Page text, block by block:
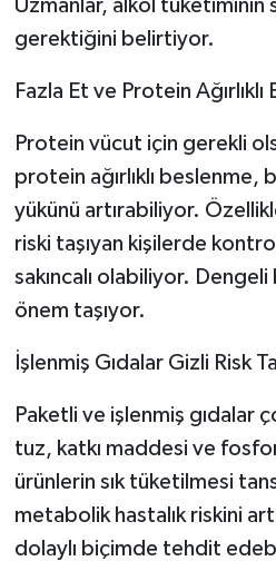
Uzmanlar, alkol tüketiminin
gerektiğini belirtiyor.
Fazla Et ve Protein
Protein vücut için gerekli
protein ağırlıklı beslenme,
yükünü artırabiliyor.
riski taşıyan kişilerde
sakıncalı olabiliyor.
önem taşıyor.
İşlenmiş Gıdalar Gizli Risk
Paketli ve işlenmiş gıdalar
tuz, katkı maddesi ve
ürünlerin sık tüketilmesi
metabolik hastalık riskini
dolaylı biçimde tehdit